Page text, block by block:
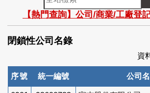
站
檢
索
【熱門查詢】公司/商業/工廠登
閉鎖性公司名錄
資
序號 統一編號 公司